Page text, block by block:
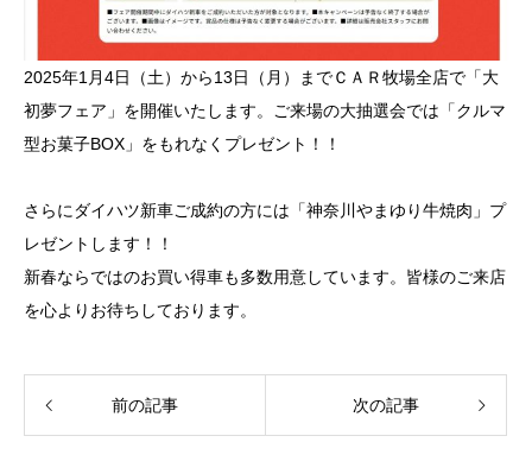
2025年1月4日（土）から13日（月）までＣＡＲ牧場全店で「大
初夢フェア」を開催いたします。ご来場の大抽選会では「クルマ
型お菓子BOX」をもれなくプレゼント！！
さらにダイハツ新車ご成約の方には「神奈川やまゆり牛焼肉」プ
レゼントします！！
新春ならではのお買い得車も多数用意しています。皆様のご来店
を心よりお待ちしております。
前の記事 次の記事